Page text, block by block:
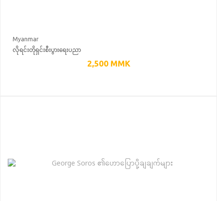
Myanmar
လိုရင်းတိုရှင်းစီးပွားရေးပညာ
2,500 MMK